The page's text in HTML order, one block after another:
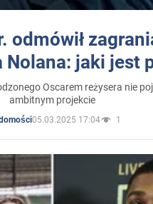
odmówił
Nolana: jaki jest
Oscarem reżysera nie
ambitnym projekcie
05.03.2025 17:04 1